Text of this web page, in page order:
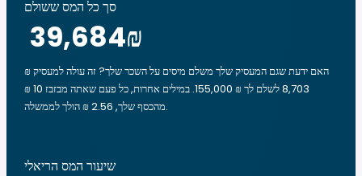
סך כל המס ששולם
‏39,684 ‏₪
האם ידעת שגם המעסיק שלך משלם מיסים על השכר שלך? זה עולה למעסיק ₪
8,703 לשלם לך ₪ 155,000. במילים אחרות, כל פעם שאתה מבזבז ‏10 ‏₪
מהכסף שלך, ‏2.56 ‏₪ הולך לממשלה.
שיעור המס הריאלי